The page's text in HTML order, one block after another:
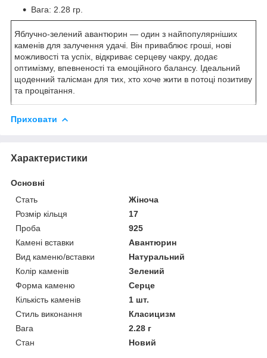
Вага: 2.28 гр.
Яблучно-зелений авантюрин — один з найпопулярніших
каменів для залучення удачі. Він приваблює гроші, нові
можливості та успіх, відкриває серцеву чакру, додає
оптимізму, впевненості та емоційного балансу. Ідеальний
щоденний талісман для тих, хто хоче жити в потоці позитиву
та процвітання.
Приховати
Характеристики
Основні
Стать
Жіноча
Розмір кільця
17
Проба
925
Камені вставки
Авантюрин
Вид каменю/вставки
Натуральний
Колір каменів
Зелений
Форма каменю
Серце
Кількість каменів
1 шт.
Стиль виконання
Класицизм
Вага
2.28 г
Стан
Новий